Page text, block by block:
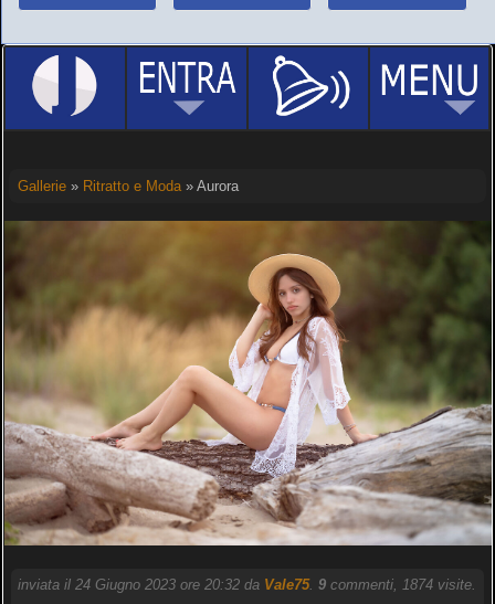
Gallerie» Ritratto e Moda» Aurora
inviata il 24 Giugno 2023 ore 20:32 da Vale75. 9commenti, 1874 visite.